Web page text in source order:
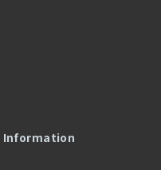
Information